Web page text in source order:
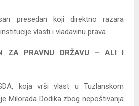
presedan koji direktno razara
vlasti i vladavinu prava.
ZA PRAVNU DRŽAVU – ALI I
koja vrši vlast u Tuzlanskom
Milorada Dodika zbog nepoštivanja